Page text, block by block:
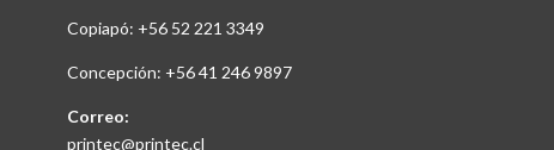
Copiapó: +56 52 221 3349
Concepción: +56 41 246 9897
Correo:
printec@printec.cl